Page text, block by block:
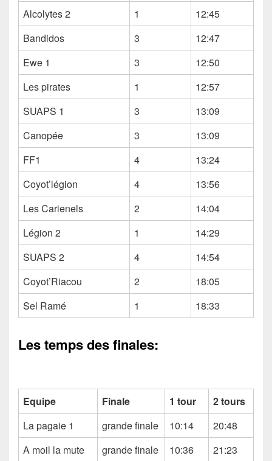
Alcolytes 2
1
12:45
Bandidos
3
12:47
Ewe 1
3
12:50
Les pirates
1
12:57
SUAPS 1
3
13:09
Canopée
3
13:09
FF1
4
13:24
Coyot’légion
4
13:56
Les Carienels
2
14:04
Légion 2
1
14:29
SUAPS 2
4
14:54
Coyot’Riacou
2
18:05
Sel Ramé
1 18:33
Les temps des finales:
Equipe Finale 1 tour
2 tours
La pagaie 1
grande finale 10:14
20:48
A moil la mute
grande finale 10:36
21:23